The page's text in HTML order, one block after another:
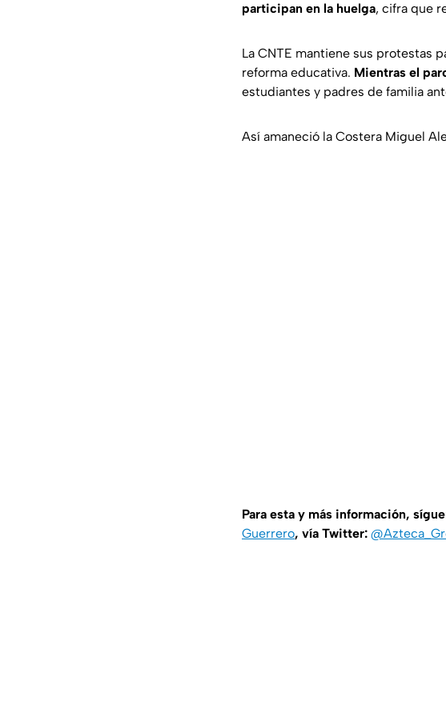
participan en la huelga, cifra que
La CNTE mantiene sus protestas
reforma educativa. Mientras el
estudiantes y padres de familia
Así amaneció la Costera Miguel
Para esta y más información,
Guerrero, vía Twitter: